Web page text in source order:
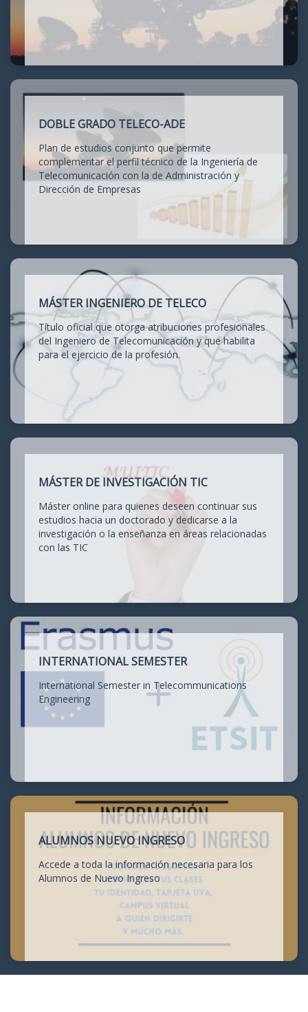
DOBLE GRADO TELECO-ADE
Plan de estudios conjunto que permite
complementar el perfil técnico de la Ingeniería de
Telecomunicación con la de Administración y
Dirección de Empresas
MÁSTER INGENIERO DE TELECO
Título oficial que otorga atribuciones profesionales
del Ingeniero de Telecomunicación y que habilita
para el ejercicio de la profesión.
MÁSTER DE INVESTIGACIÓN TIC
Máster online para quienes deseen continuar sus
estudios hacia un doctorado y dedicarse a la
investigación o la enseñanza en áreas relacionadas
con las TIC
INTERNATIONAL SEMESTER
International Semester in Telecommunications
Engineering
ALUMNOS NUEVO INGRESO
Accede a toda la información necesaria para los
Alumnos de Nuevo Ingreso